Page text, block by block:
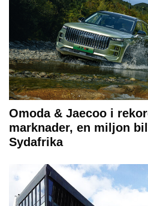
Omoda & Jaecoo i
marknader, en miljon
Sydafrika